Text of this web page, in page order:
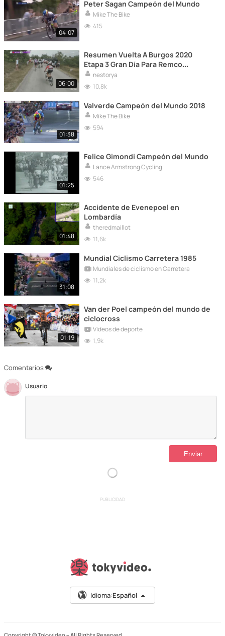
Comentarios
Usuario
04:07
Peter Sagan Campeón del Mundo
Mike The Bike
415
06:00
Resumen Vuelta A Burgos 2020
Etapa 3 Gran Día Para Remco
Evenepoel El Futuro Del Ciclismo
nestorya
10,8k
01:38
Valverde Campeón del Mundo 2018
Mike The Bike
594
01:25
Felice Gimondi Campeón del Mundo
Lance Armstrong Cycling
546
01:48
Accidente de Evenepoel en
Lombardía
theredmaillot
11,6k
31:08
Mundial Ciclismo Carretera 1985
Mundiales de ciclismo en Carretera
11,2k
01:19
Van der Poel campeón del mundo de
ciclocross
Vídeos de deporte
1,9k
PUBLICIDAD
Idioma:Español